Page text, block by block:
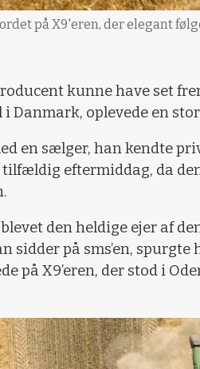
på X9'eren, der elegant
kunne have set
Danmark, oplevede en
en sælger, han kendte
eftermiddag, da
den heldige ejer af
på sms’en, spurgte
på X9’eren, der stod i